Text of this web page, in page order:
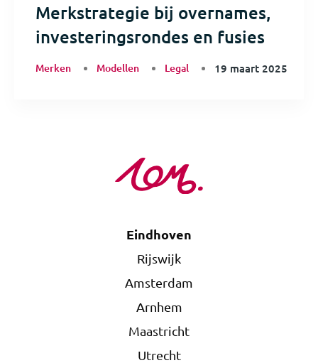
Merkstrategie bij overnames,
investeringsrondes en fusies
Merken Modellen Legal 19 maart 2025
Eindhoven
Rijswijk
Amsterdam
Arnhem
Maastricht
Utrecht